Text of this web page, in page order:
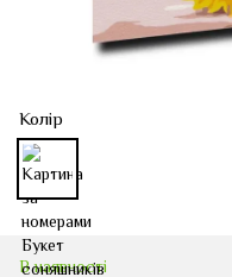
Колір
В наявності